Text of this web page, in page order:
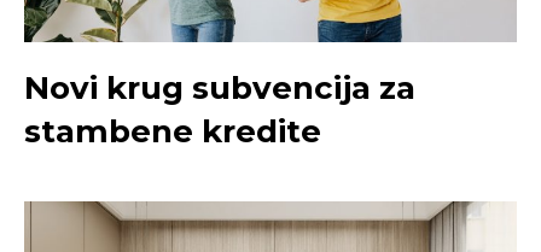
Novi krug subvencija za
stambene kredite